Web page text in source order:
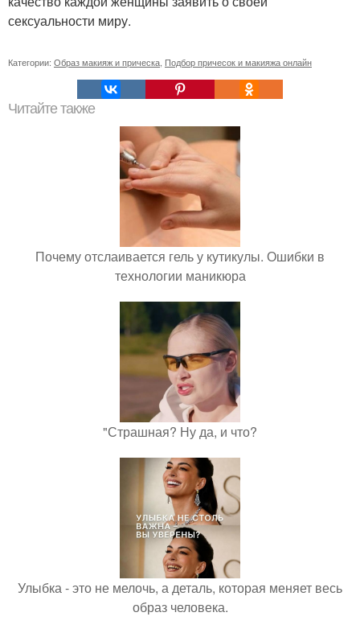
сексуальности миру.
Категории: Образ макияж и прическа, Подбор причесок и макияжа онлайн
Читайте также
Почему отслаивается гель у кутикулы. Ошибки в
технологии маникюра
"Страшная? Ну да, и что?
Улыбка - это не мелочь, а деталь, которая меняет весь
образ человека.